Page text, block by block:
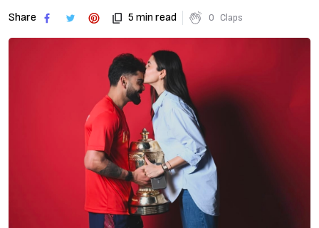
Share 5 min read 0 Claps